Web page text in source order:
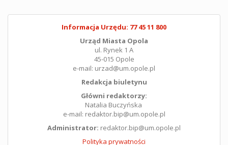
Informacja Urzędu: 77 45 11 800
Urząd Miasta Opola
ul. Rynek 1 A
45-015 Opole
e-mail: urzad@um.opole.pl
Redakcja biuletynu
Główni redaktorzy:
Natalia Buczyńska
e-mail: redaktor.bip@um.opole.pl
Administrator: redaktor.bip@um.opole.pl
Polityka prywatności